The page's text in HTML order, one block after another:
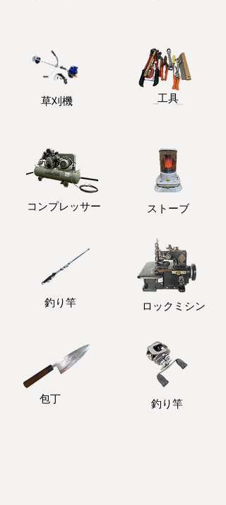
​草刈機 ​工具
コンプレッサー ストーブ
釣り竿 ロックミシン
包丁 釣り竿